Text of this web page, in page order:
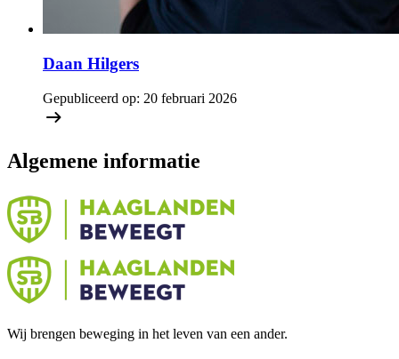
Daan Hilgers
Gepubliceerd op: 20 februari 2026
Algemene informatie
Wij brengen beweging in het leven van een ander.